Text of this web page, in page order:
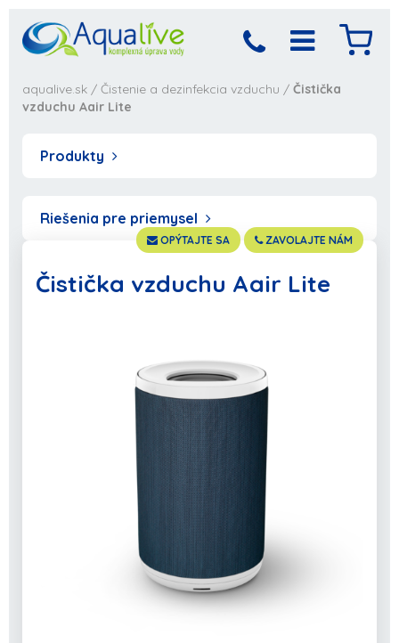
aqualive.sk / Čistenie a dezinfekcia vzduchu / Čistička
vzduchu Aair Lite
Produkty
Riešenia pre priemysel
OPÝTAJTE SA ZAVOLAJTE NÁM
Čistička vzduchu Aair Lite
do košíka
POKRAČOVAŤ V NAKUPOVANÍ
spracováva,
počkajte prosím...